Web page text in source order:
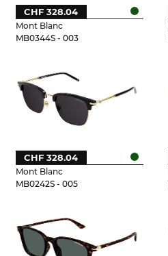
Mont Blanc
MB0344S - 003
CHF 328.04
Mont Blanc
MB0242S - 005
CHF 328.04